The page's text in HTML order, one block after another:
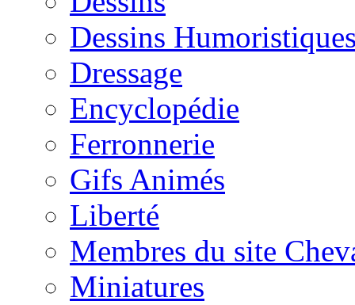
Dessins
Dressage
Encyclopédie
Ferronnerie
Gifs Animés
Liberté
Membres du site
Miniatures